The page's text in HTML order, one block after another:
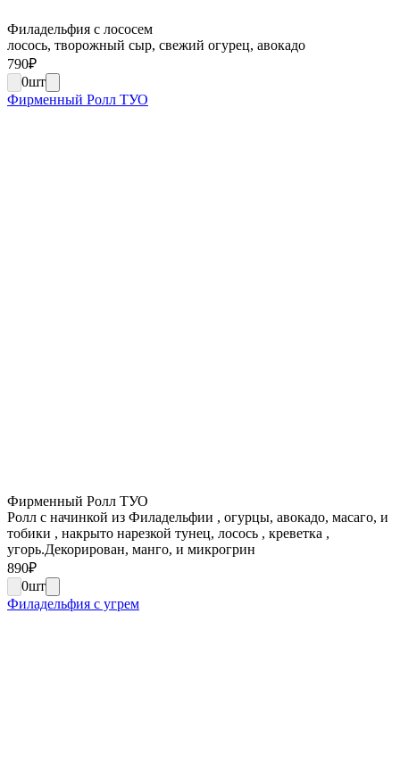
Филадельфия с лососем
лосось, творожный сыр, свежий огурец, авокадо
790₽
0шт
Фирменный Ролл ТУО
Фирменный Ролл ТУО
Ролл с начинкой из Филадельфии , огурцы, авокадо, масаго, и
тобики , накрыто нарезкой тунец, лосось , креветка ,
угорь.Декорирован, манго, и микрогрин
890₽
0шт
Филадельфия с угрем